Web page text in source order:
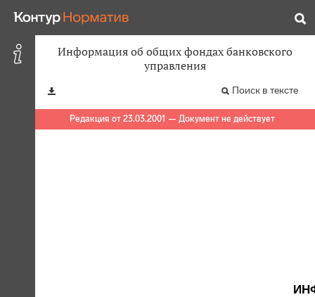
Информация об общих фондах банковского
управления
Поиск в тексте
Редакция от 23.03.2001 — Документ не действует